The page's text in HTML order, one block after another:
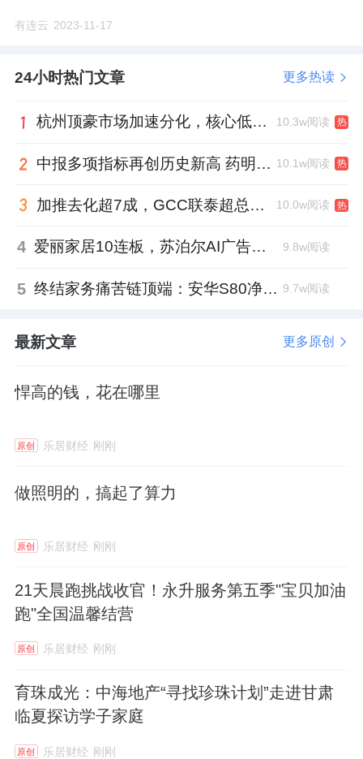
有连云 2023-11-17
24小时热门文章 更多热读
杭州顶豪市场加速分化，核心低密资产迎来价值兑现 10.3w阅读 热
中报多项指标再创历史新高 药明康德将高质量发展成果“分发”到位 10.1w阅读 热
加推去化超7成，GCC联泰超总湾再次引爆深圳顶豪市场认购热潮 10.0w阅读 热
4 爱丽家居10连板，苏泊尔AI广告翻车，居然之家首单REITs获批丨家居周记 9.8w阅读
5 终结家务痛苦链顶端：安华S80净界守护者以“5重泡沫洗”让马桶从此免刷洗 9.7w阅读
最新文章 更多原创
悍高的钱，花在哪里
原创 乐居财经 刚刚
做照明的，搞起了算力
原创 乐居财经 刚刚
21天晨跑挑战收官！永升服务第五季"宝贝加油
跑"全国温馨结营
原创 乐居财经 刚刚
育珠成光：中海地产“寻找珍珠计划”走进甘肃
临夏探访学子家庭
原创 乐居财经 刚刚